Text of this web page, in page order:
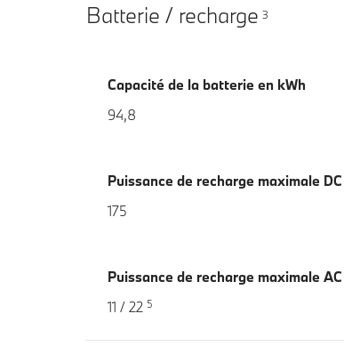
Batterie / recharge 3
Capacité de la batterie en kWh
94,8
Puissance de recharge maximale
175
Puissance de recharge maximale
11 / 22 5